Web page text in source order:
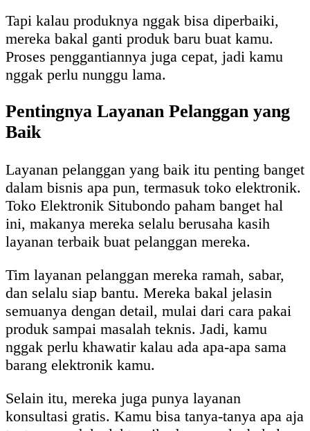
Tapi kalau produknya nggak bisa diperbaiki,
mereka bakal ganti produk baru buat kamu.
Proses penggantiannya juga cepat, jadi kamu
nggak perlu nunggu lama.
Pentingnya Layanan Pelanggan yang
Baik
Layanan pelanggan yang baik itu penting banget
dalam bisnis apa pun, termasuk toko elektronik.
Toko Elektronik Situbondo paham banget hal
ini, makanya mereka selalu berusaha kasih
layanan terbaik buat pelanggan mereka.
Tim layanan pelanggan mereka ramah, sabar,
dan selalu siap bantu. Mereka bakal jelasin
semuanya dengan detail, mulai dari cara pakai
produk sampai masalah teknis. Jadi, kamu
nggak perlu khawatir kalau ada apa-apa sama
barang elektronik kamu.
Selain itu, mereka juga punya layanan
konsultasi gratis. Kamu bisa tanya-tanya apa aja